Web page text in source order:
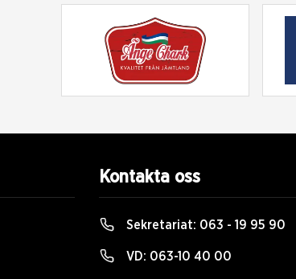
Kontakta oss
Sekretariat: 063 - 19 95 90
VD: 063-10 40 00